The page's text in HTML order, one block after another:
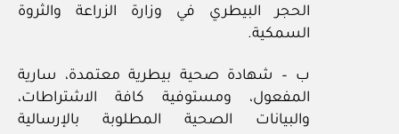
الحجر البيطري في وزارة الزراعة والثروة
السمكية.
ب – شهادة صحية بيطرية معتمدة، سارية
المفعول، ومستوفية كافة الاشتراطات،
والبيانات الصحية المطلوبة بالإرسالية